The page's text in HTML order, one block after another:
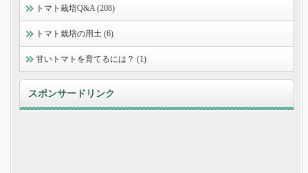
トマト栽培Q&A (208)
トマト栽培の用土 (6)
甘いトマトを育てるには？ (1)
スポンサードリンク